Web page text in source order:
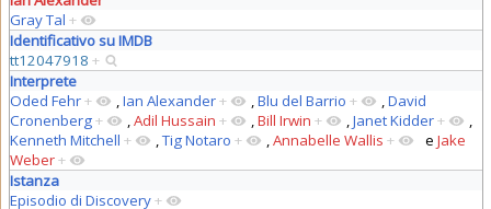
Gray Tal +
Identificativo su IMDB
tt12047918 +
Interprete
Oded Fehr+ ,Ian Alexander+ ,Blu del Barrio + ,David
Cronenberg+ ,Adil Hussain + ,Bill Irwin + ,Janet Kidder+
,
Kenneth Mitchell + ,Tig Notaro + ,Annabelle Wallis + e Jake
Weber+
Istanza
Episodio di Discovery+